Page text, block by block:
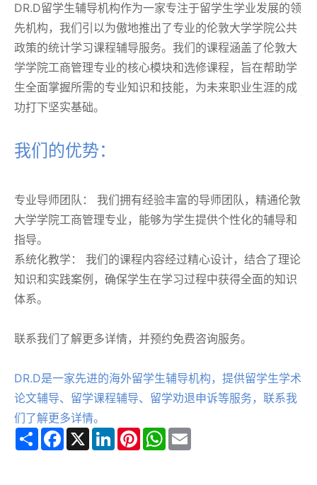
DR.D留学生辅导机构作为一家专注于留学生学业发展的领
先机构，我们引以为傲地推出了专业的伦敦大学学院公共
政策的统计学习课程辅导服务。我们的课程涵盖了伦敦大
学学院工商管理专业的核心模块和选修课程，旨在帮助学
生全面掌握所需的专业知识和技能，为未来职业生涯的成
功打下坚实基础。
我们的优势：
专业导师团队： 我们拥有经验丰富的导师团队，精通伦敦
大学学院工商管理专业，能够为学生提供个性化的辅导和
指导。
系统化教学： 我们的课程内容经过精心设计，结合了理论
知识和实践案例，确保学生在学习过程中获得全面的知识
体系。
联系我们了解更多详情，并预约免费咨询服务。
DR.D是一家先进的海外留学生辅导机构，提供留学生学术
论文辅导、留学课程辅导、留学劝退申诉等服务，联系我
们了解更多详情。
Share Facebook
X LinkedInPinterestWhatsApp